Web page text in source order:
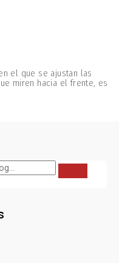
el que se ajustan las
miren hacia el frente, es